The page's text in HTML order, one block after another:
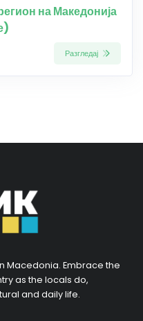
на Македонија
Разгледај
Macedonia. Embrace the
as the locals do,
and daily life.